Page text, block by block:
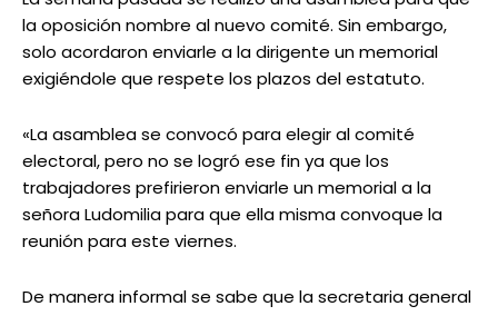
la oposición nombre al nuevo comité. Sin embargo,
solo acordaron enviarle a la dirigente un memorial
exigiéndole que respete los plazos del estatuto.
«La asamblea se convocó para elegir al comité
electoral, pero no se logró ese fin ya que los
trabajadores prefirieron enviarle un memorial a la
señora Ludomilia para que ella misma convoque la
reunión para este viernes.
De manera informal se sabe que la secretaria general